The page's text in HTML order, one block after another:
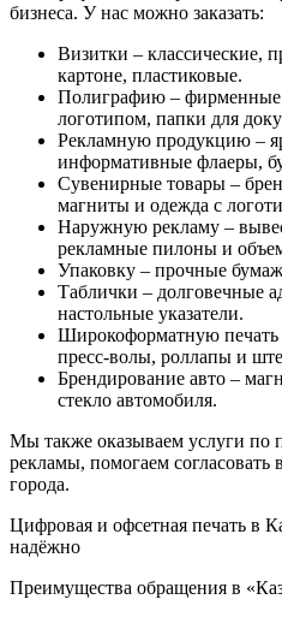
бизнеса. У нас можно заказать:
Визитки – классические,
картоне, пластиковые.
Полиграфию – фирменные
логотипом, папки для
Рекламную продукцию –
информативные флаеры,
Сувенирные товары –
магниты и одежда с
Наружную рекламу –
рекламные пилоны и
Упаковку – прочные
Таблички – долговечные
настольные указатели.
Широкоформатную печать
пресс-волы, роллапы и
Брендирование авто –
стекло автомобиля.
Мы также оказываем услуги по
рекламы, помогаем
города.
Цифровая и офсетная печать в
надёжно
Преимущества обращения в